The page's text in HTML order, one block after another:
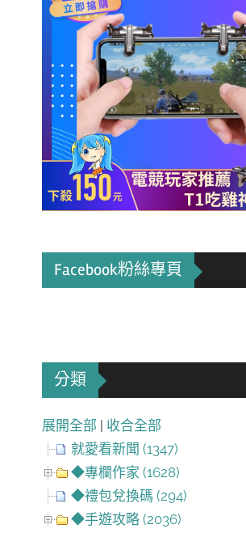
Facebook粉絲專頁
分類
展開全部 | 收合全部
就愛看新聞 (1347)
◆專欄作家 (1628)
◆禮包兌換碼 (294)
◆手遊攻略 (2036)